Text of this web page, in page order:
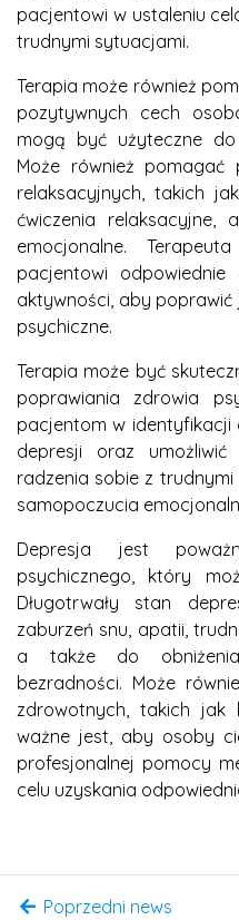
pacjentowi w ustaleniu
trudnymi sytuacjami.
Terapia może również
pozytywnych cech
mogą być użyteczne
Może również
relaksacyjnych, takich
ćwiczenia relaksacyjne,
emocjonalne.
pacjentowi
aktywności, aby
psychiczne.
Terapia może być
poprawiania zdrowia
pacjentom w
depresji oraz umożliwić
radzenia sobie z
samopoczucia
Depresja jest
psychicznego, który
Długotrwały stan
zaburzeń snu, apatii,
a także do
bezradności. Może
zdrowotnych, takich jak
ważne jest, aby osoby
profesjonalnej pomocy
celu uzyskania
Poprzedni news